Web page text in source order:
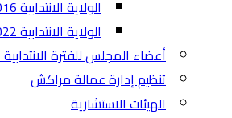
الولاية الانتدابية 2016-2021
الولاية الانتدابية 2022-2027
أعضاء المجلس للفترة الانتدابية 2022-2027
تنظيم إدارة عمالة مراكش
الهيئات الاستشارية